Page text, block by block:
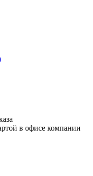
в офисе компании